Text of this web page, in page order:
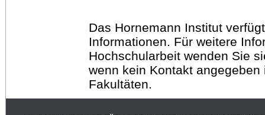
Das Hornemann Institut
Informationen. Für weitere
Hochschularbeit wenden Sie
wenn kein Kontakt
Fakultäten.